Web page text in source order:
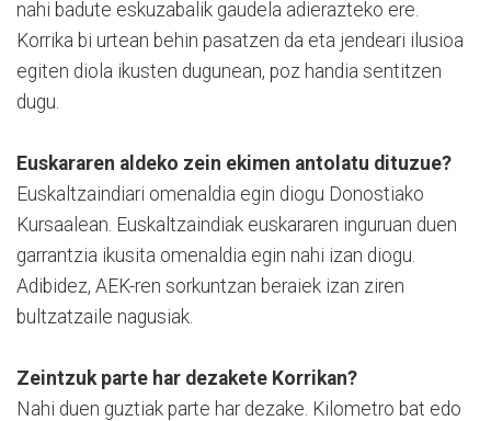
nahi badute eskuzabalik gaudela adierazteko ere.
Korrika bi urtean behin pasatzen da eta jendeari ilusioa
egiten diola ikusten dugunean, poz handia sentitzen
dugu.
Euskararen aldeko zein ekimen antolatu dituzue?
Euskaltzaindiari omenaldia egin diogu Donostiako
Kursaalean. Euskaltzaindiak euskararen inguruan duen
garrantzia ikusita omenaldia egin nahi izan diogu.
Adibidez, AEK-ren sorkuntzan beraiek izan ziren
bultzatzaile nagusiak.
Zeintzuk parte har dezakete Korrikan?
Nahi duen guztiak parte har dezake. Kilometro bat edo